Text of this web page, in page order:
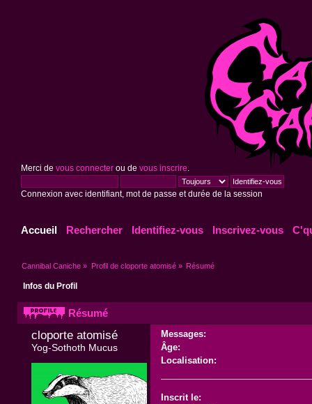
Merci de vous connecterou de vous inscrire
Connexion avec identifiant, mot de passe et durée de la session
Accueil Rechercher Identifiez-vous Inscrivez-vous
Cannibal Caniche » Profil de cloporte atomisé» Résumé
Infos du Profil
Résumé
cloporte atomisé
Yog-Sothoth Mucus
Messages:
Âge:
Localisation:
Inscrit le: